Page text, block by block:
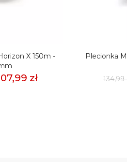
X 150m -
zł
Plecionka
134,99